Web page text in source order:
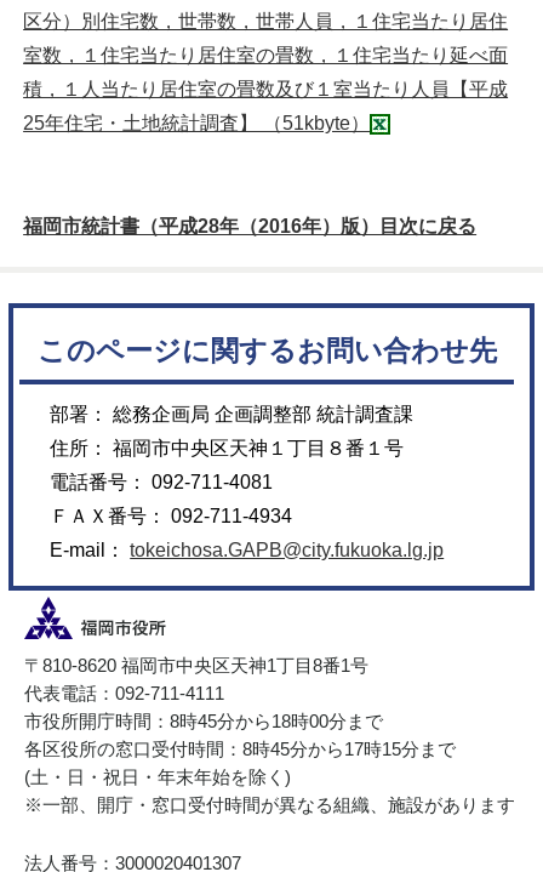
区分）別住宅数，世帯数，世帯人員，１住宅当たり居住
室数，１住宅当たり居住室の畳数，１住宅当たり延べ面
積，１人当たり居住室の畳数及び１室当たり人員【平成
25年住宅・土地統計調査】 （51kbyte）
福岡市統計書（平成28年（2016年）版）目次に戻る
このページに関するお問い合わせ先
部署： 総務企画局 企画調整部 統計調査課
住所： 福岡市中央区天神１丁目８番１号
電話番号： 092-711-4081
ＦＡＸ番号： 092-711-4934
E-mail：tokeichosa.GAPB@city.fukuoka.lg.jp
〒810-8620 福岡市中央区天神1丁目8番1号
代表電話：092-711-4111
市役所開庁時間：8時45分から18時00分まで
各区役所の窓口受付時間：8時45分から17時15分まで
(土・日・祝日・年末年始を除く)
※一部、開庁・窓口受付時間が異なる組織、施設があります
法人番号：3000020401307